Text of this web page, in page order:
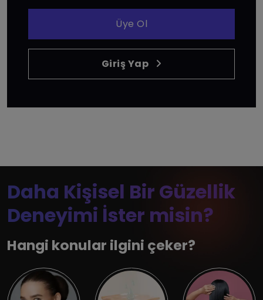
Üye Ol
Giriş Yap
Daha Kişisel Bir Güzellik
Deneyimi İster misin?
Hangi konular ilgini çeker?